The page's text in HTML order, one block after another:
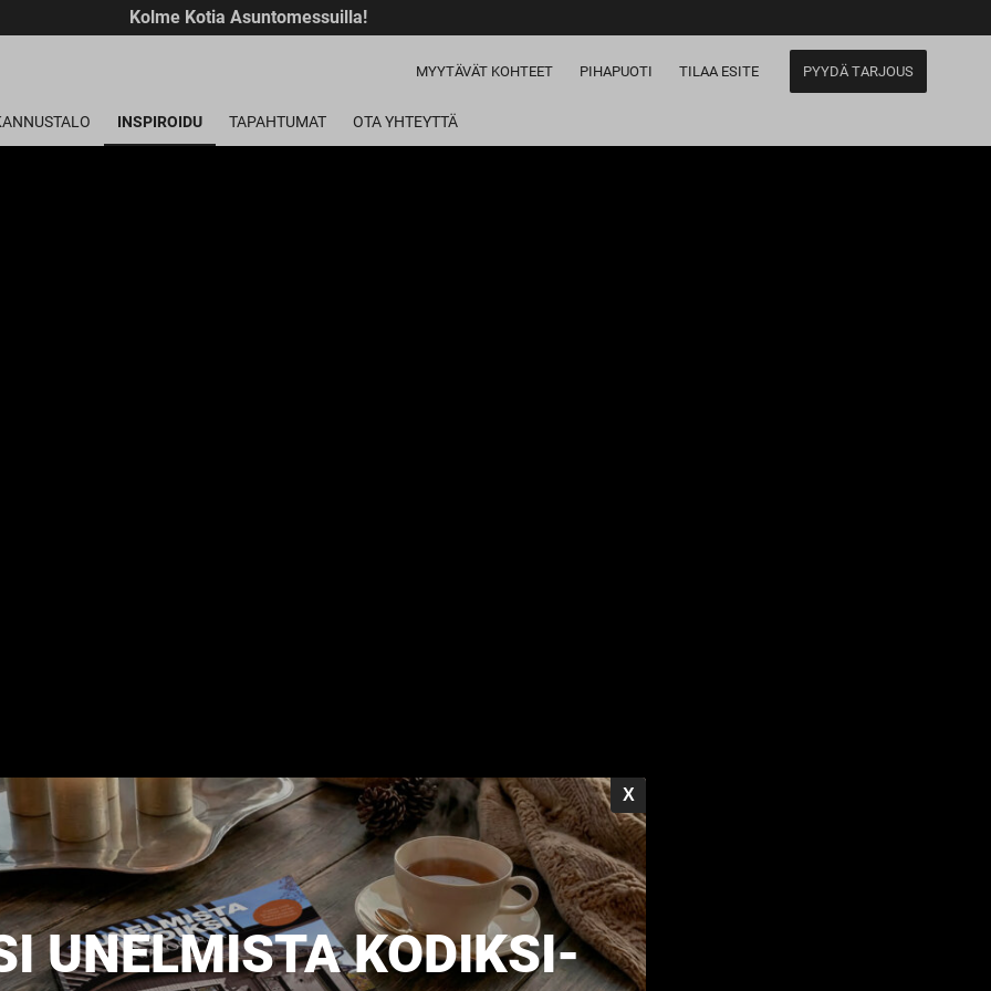
Kolme Kotia Asuntomessuilla!
MYYTÄVÄT KOHTEET PIHAPUOTI TILAA ESITE PYYDÄ TARJOUS
INSPIROIDU TAPAHTUMAT OTA YHTEYTTÄ
UNELMISTA KODIKSI-
X